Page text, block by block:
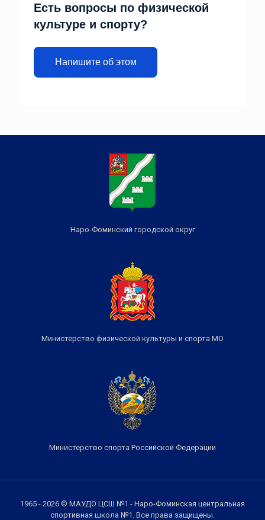
Есть вопросы по физической
культуре и спорту?
Напишите об этом
Наро-Фоминский городской округ
Министерство физической культуры и спорта МО
Министерство спорта Российской Федерации
1965 - 2026 © МАУДО ЦСШ №1 - Наро-Фоминская центральная
спортивная школа №1. Все права защищены.